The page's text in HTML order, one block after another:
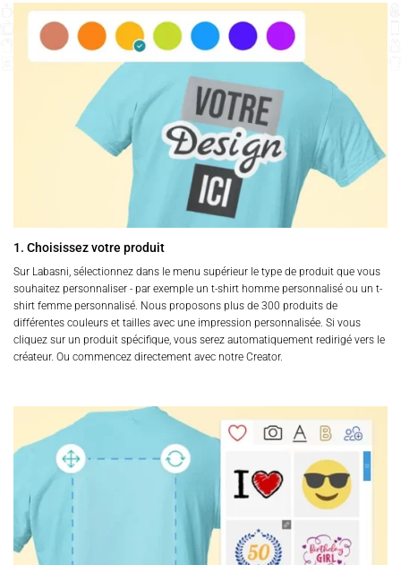
1. Choisissez votre produit
Sur Labasni, sélectionnez dans le menu supérieur le type de produit que vous
souhaitez personnaliser - par exemple un t-shirt homme personnalisé ou un t-
shirt femme personnalisé. Nous proposons plus de 300 produits de
différentes couleurs et tailles avec une impression personnalisée. Si vous
cliquez sur un produit spécifique, vous serez automatiquement redirigé vers le
créateur. Ou commencez directement avec notre Creator.